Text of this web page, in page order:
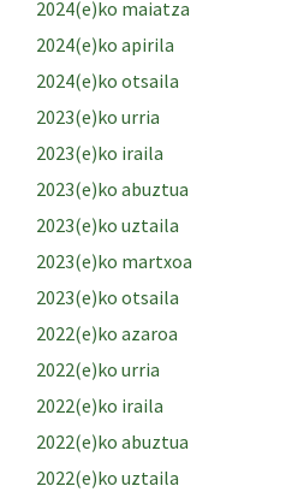
2024(e)ko maiatza
2024(e)ko apirila
2024(e)ko otsaila
2023(e)ko urria
2023(e)ko iraila
2023(e)ko abuztua
2023(e)ko uztaila
2023(e)ko martxoa
2023(e)ko otsaila
2022(e)ko azaroa
2022(e)ko urria
2022(e)ko iraila
2022(e)ko abuztua
2022(e)ko uztaila